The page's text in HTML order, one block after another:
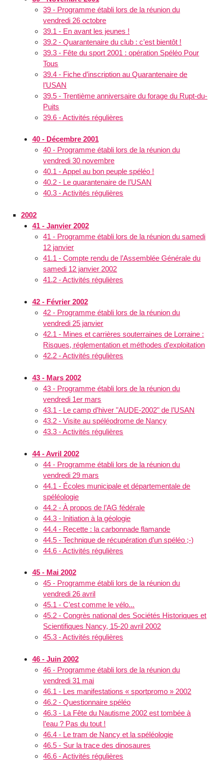
39 - Programme établi lors de la réunion du
vendredi 26 octobre
39.1 - En avant les jeunes !
39.2 - Quarantenaire du club : c’est bientôt !
39.3 - Fête du sport 2001 : opération Spéléo Pour
Tous
39.4 - Fiche d’inscription au Quarantenaire de
l’USAN
39.5 - Trentième anniversaire du forage du Rupt-du-
Puits
39.6 - Activités régulières
40 - Décembre 2001
40 - Programme établi lors de la réunion du
vendredi 30 novembre
40.1 - Appel au bon peuple spéléo !
40.2 - Le quarantenaire de l’USAN
40.3 - Activités régulières
2002
41 - Janvier 2002
41 - Programme établi lors de la réunion du samedi
12 janvier
41.1 - Compte rendu de l’Assemblée Générale du
samedi 12 janvier 2002
41.2 - Activités régulières
42 - Février 2002
42 - Programme établi lors de la réunion du
vendredi 25 janvier
42.1 - Mines et carrières souterraines de Lorraine :
Risques, réglementation et méthodes d’exploitation
42.2 - Activités régulières
43 - Mars 2002
43 - Programme établi lors de la réunion du
vendredi 1er mars
43.1 - Le camp d’hiver "AUDE-2002" de l’USAN
43.2 - Visite au spéléodrome de Nancy
43.3 - Activités régulières
44 - Avril 2002
44 - Programme établi lors de la réunion du
vendredi 29 mars
44.1 - Écoles municipale et départementale de
spéléologie
44.2 - À propos de l’AG fédérale
44.3 - Initiation à la géologie
44.4 - Recette : la carbonnade flamande
44.5 - Technique de récupération d’un spéléo ;-)
44.6 - Activités régulières
45 - Mai 2002
45 - Programme établi lors de la réunion du
vendredi 26 avril
45.1 - C’est comme le vélo...
45.2 - Congrès national des Sociétés Historiques et
Scientifiques Nancy, 15-20 avril 2002
45.3 - Activités régulières
46 - Juin 2002
46 - Programme établi lors de la réunion du
vendredi 31 mai
46.1 - Les manifestations « sportpromo » 2002
46.2 - Questionnaire spéléo
46.3 - La Fête du Nautisme 2002 est tombée à
l’eau ? Pas du tout !
46.4 - Le tram de Nancy et la spéléologie
46.5 - Sur la trace des dinosaures
46.6 - Activités régulières